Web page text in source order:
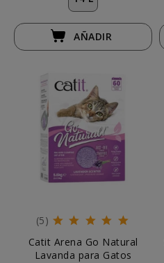
AÑADIR
(5)
Catit Arena Go Natural
Lavanda para Gatos